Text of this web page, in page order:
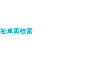
車両検索